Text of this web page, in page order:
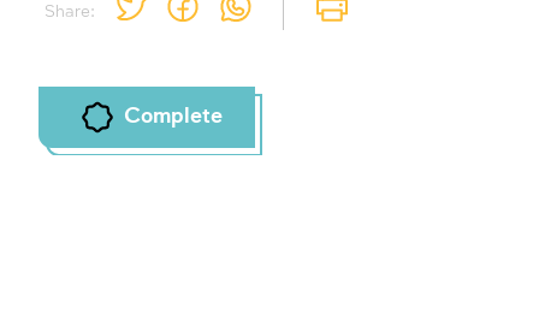
Share:
Complete